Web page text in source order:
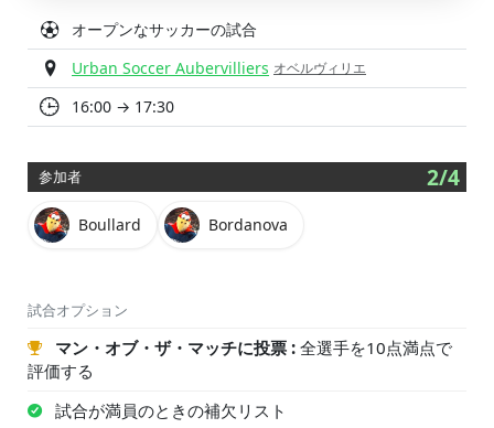
オープンなサッカーの試合
Urban Soccer Aubervilliers オベルヴィリエ
16:00 → 17:30
参加者 2/4
Boullard Bordanova
試合オプション
マン・オブ・ザ・マッチに投票 : 全選手を10点満点で
評価する
試合が満員のときの補欠リスト